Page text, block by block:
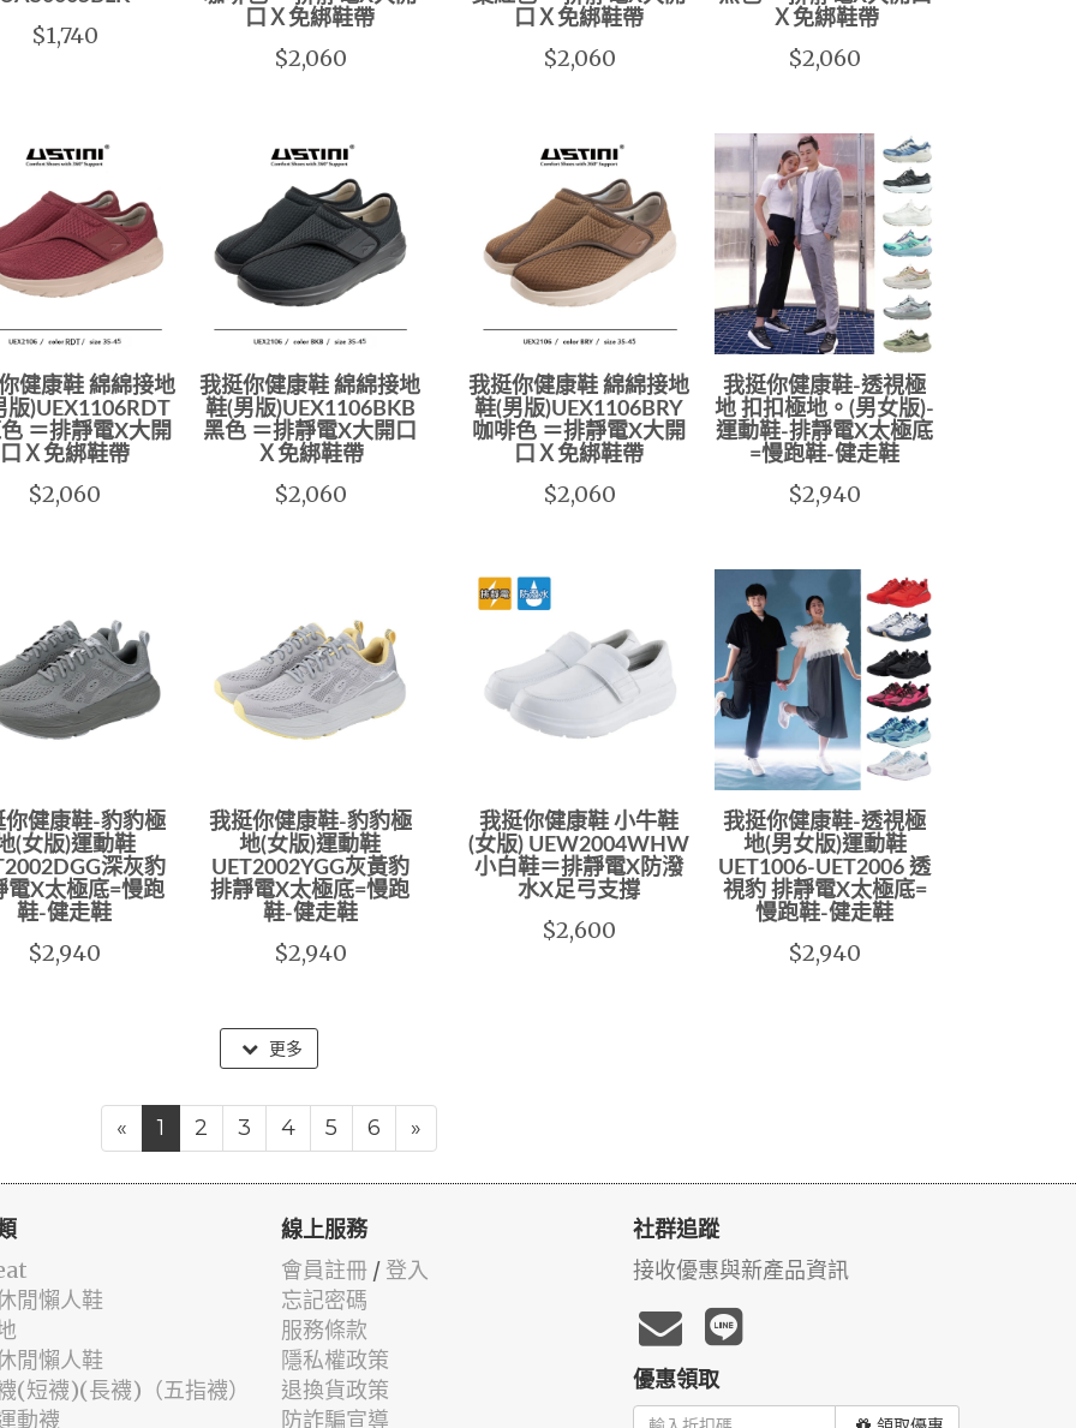
$1,740
口Ｘ免綁鞋帶
$2,060
口Ｘ免綁鞋帶
$2,060
Ｘ免綁鞋帶
$2,060
健康鞋 綿綿接地
版)UEX1106RDT
＝排靜電X大開
口Ｘ免綁鞋帶
$2,060
我挺你健康鞋 綿綿接地
鞋(男版)UEX1106BKB
黑色 ＝排靜電X大開口
Ｘ免綁鞋帶
$2,060
我挺你健康鞋 綿綿接地
鞋(男版)UEX1106BRY
咖啡色 ＝排靜電X大開
口Ｘ免綁鞋帶
$2,060
我挺你健康鞋-透視極
地 扣扣極地。(男女版)-
運動鞋-排靜電X太極底
=慢跑鞋-健走鞋
$2,940
你健康鞋-豹豹極
(女版)運動鞋
深灰豹
電X太極底=慢跑
鞋-健走鞋
$2,940
我挺你健康鞋-豹豹極
地(女版)運動鞋
UET2002YGG灰黃豹
排靜電X太極底=慢跑
鞋-健走鞋
$2,940
我挺你健康鞋 小牛鞋
(女版) UEW2004WHW
小白鞋＝排靜電X防潑
水X足弓支撐
$2,600
我挺你健康鞋-透視極
地(男女版)運動鞋
UET1006-UET2006 透
視豹 排靜電X太極底=
慢跑鞋-健走鞋
$2,940
更多
« 1 2 3 4 5 6 »
閒懶人鞋
閒懶人鞋
(短襪)(長襪)（五指襪）
動襪
線上服務
會員註冊 / 登入
忘記密碼
服務條款
隱私權政策
退換貨政策
防詐騙宣導
社群追蹤
接收優惠與新產品資訊
優惠領取